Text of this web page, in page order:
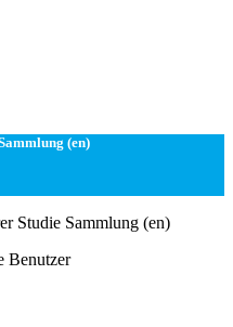
(en)
Studie Sammlung (en)
Benutzer